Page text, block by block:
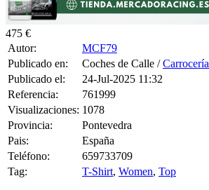
475 €
Autor:
MCF79
Publicado en:
Coches de Calle /Carrocería
Publicado el:
24-Jul-2025 11:32
Referencia:
761999
Visualizaciones: 1078
Provincia:
Pontevedra
Pais:
España
Teléfono:
659733709
Tag:
T-Shirt, Women, Top